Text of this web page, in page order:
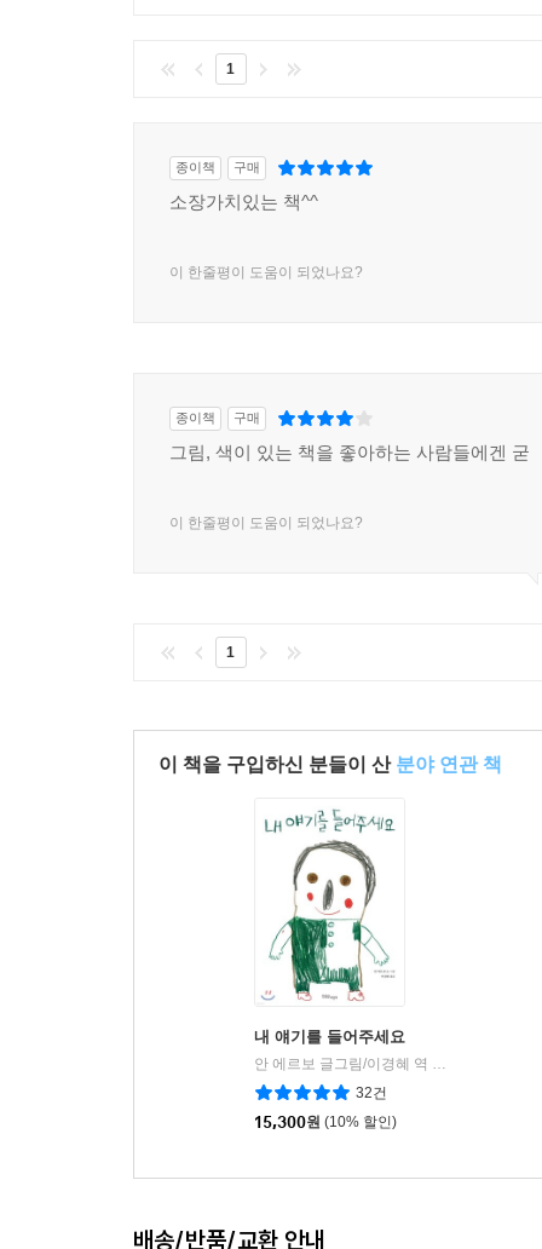
1
종이책 구매
소장가치있는 책^^
이 한줄평이 도움이 되었나요?
종이책 구매
그림, 색이 있는 책을 좋아하는 사람들에겐 굳
이 한줄평이 도움이 되었나요?
1
이 책을 구입하신 분들이 산 분야 연관 책
내 얘기를 들어주세요
안 에르보 글그림/이경혜 역 | 한울림어린이
32건
15,300원 (10% 할인)
배송/반품/교환 안내